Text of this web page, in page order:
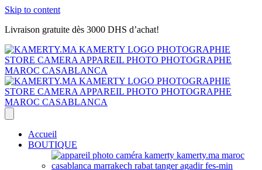
Skip to content
Livraison gratuite dès 3000 DHS d’achat!
Accueil
BOUTIQUE